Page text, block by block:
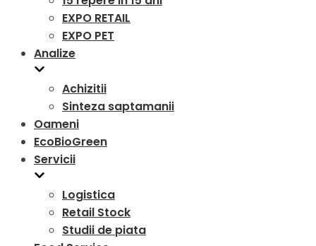
EXPO RETAIL
EXPO PET
Analize
Achizitii
Sinteza saptamanii
Oameni
EcoBioGreen
Servicii
Logistica
Retail Stock
Studii de piata